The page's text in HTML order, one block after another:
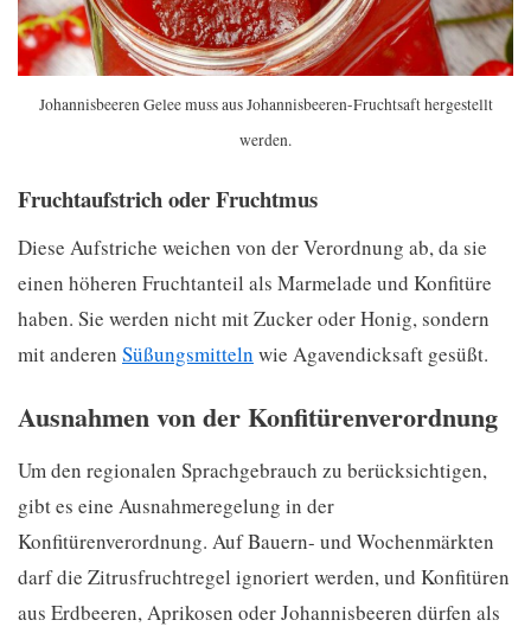
Johannisbeeren Gelee muss aus Johannisbeeren-Fruchtsaft hergestellt
werden.
Fruchtaufstrich oder Fruchtmus
Diese Aufstriche weichen von der Verordnung ab, da sie
einen höheren Fruchtanteil als Marmelade und Konfitüre
haben. Sie werden nicht mit Zucker oder Honig, sondern
mit anderen Süßungsmitteln wie Agavendicksaft gesüßt.
Ausnahmen von der Konfitürenverordnung
Um den regionalen Sprachgebrauch zu berücksichtigen,
gibt es eine Ausnahmeregelung in der
Konfitürenverordnung. Auf Bauern- und Wochenmärkten
darf die Zitrusfruchtregel ignoriert werden, und Konfitüren
aus Erdbeeren, Aprikosen oder Johannisbeeren dürfen als